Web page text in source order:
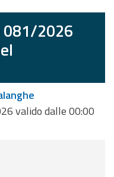
081/2026
valido dalle 00:00